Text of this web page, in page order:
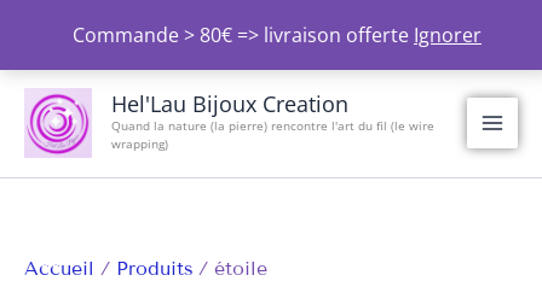
Commande > 80€ => livraison offerte Ignorer
contenu
Hel'Lau Bijoux Creation
Quand la nature (la pierre) rencontre l'art du fil (le wire
wrapping)
Accueil Produits étoile
Trié
du
plus
récent
plus